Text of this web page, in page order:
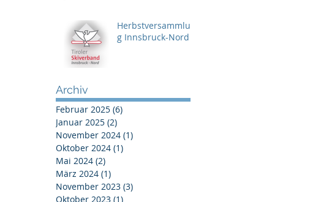
Herbstversammlun
g Innsbruck-Nord
Archiv
Februar 2025 (6)
Januar 2025 (2)
November 2024 (1)
Oktober 2024 (1)
Mai 2024 (2)
März 2024 (1)
November 2023 (3)
Oktober 2023 (1)